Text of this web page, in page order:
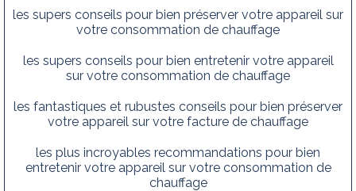
les supers conseils pour bien préserver votre appareil sur
votre consommation de chauffage
les supers conseils pour bien entretenir votre appareil
sur votre consommation de chauffage
les fantastiques et rubustes conseils pour bien préserver
votre appareil sur votre facture de chauffage
les plus incroyables recommandations pour bien
entretenir votre appareil sur votre consommation de
chauffage